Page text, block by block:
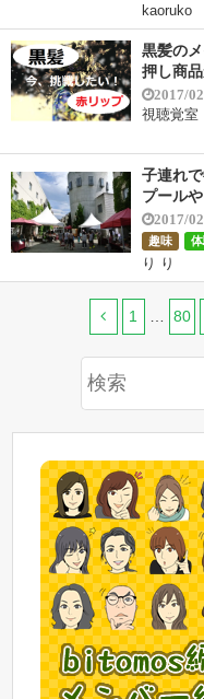
kaoruko
黒髪の
押し商
2017/
視聴覚室
子連れ
プール
2017/
趣味
り り
1 … 80